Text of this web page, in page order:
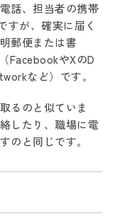
話、担当者の携帯
すが、確実に届く
郵便または書
FacebookやXのD
など）です。
るのと似ていま
したり、職場に電
のと同じです。